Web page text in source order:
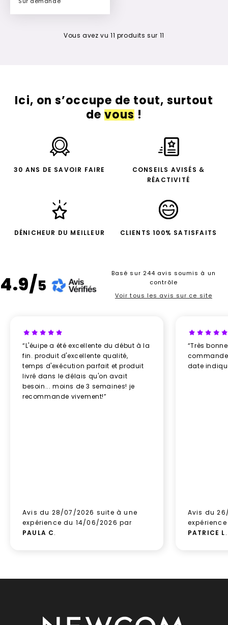
Ajouter à mon devis
Vous avez vu 11 produits sur 11
Ici, on s’occupe de tout, surtout
devous!
30 ANS DE SAVOIR FAIRE
CONSEILS AVISÉS &
RÉACTIVITÉ
DÉNICHEUR DU MEILLEUR CLIENTS 100% SATISFAITS
4.9/5
Basé sur 244 avis soumis à un
contrôle
Voir tous les avis sur ce site
“L'éuipe a été excellente du début à la
fin. produit d'excellente qualité,
temps d'exécution parfait et produit
livré dans le délais qu'on avait
besoin... moins de 3 semaines! je
recommande vivement!”
Avis du 28/07/2026 suite à une
expérience du 14/06/2026 par
PAULA C.
“Très
date
Avis du
PATRICE L.